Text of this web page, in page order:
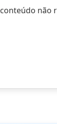
conteúdo não